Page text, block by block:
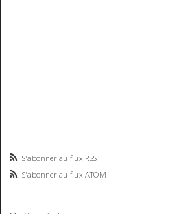
S'abonner au flux RSS
S'abonner au flux ATOM